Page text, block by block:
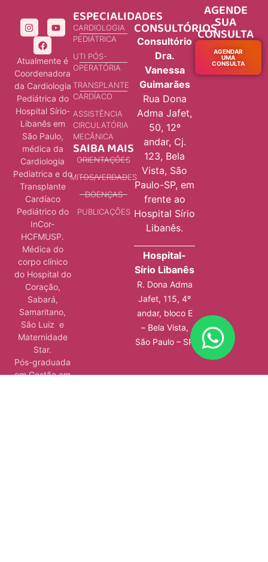
Atualmente é
Coordenadora
da Cardiologia
Pediátrica do
Hospital Sírio-
Libanês em
São Paulo,
médica da
Cardiologia
Pediatrica e do
Transplante
Cardíaco
Pediátrico do
InCor-
HCFMUSP.
Médica do
corpo clínico
do Hospital do
Coração,
Sabará,
Samaritano,
São Luiz e
Maternidade
Star.
Pós-graduada
em Gestão em
ESPECIALIDADES
CARDIOLOGIA
PEDIÁTRICA
UTI PÓS-
OPERATÓRIA
TRANSPLANTE
CARDÍACO
ASSISTÊNCIA
CIRCULATÓRIA
MECÂNICA
SAIBA MAIS
ORIENTAÇÕES
MITOS/VERDADES
DOENÇAS
PUBLICAÇÕES
CONSULTÓRIOS
Consultório
Dra.
Vanessa
Guimarães
Rua Dona
Adma Jafet,
50, 12º
andar, Cj.
123, Bela
Vista, São
Paulo-SP, em
frente ao
Hospital Sírio
Libanês.
Hospital-
Sírio Libanês
R. Dona Adma
Jafet, 115, 4º
andar, bloco E
– Bela Vista,
São Paulo – SP
AGENDE
SUA
CONSULTA
AGENDAR
UMA
CONSULTA